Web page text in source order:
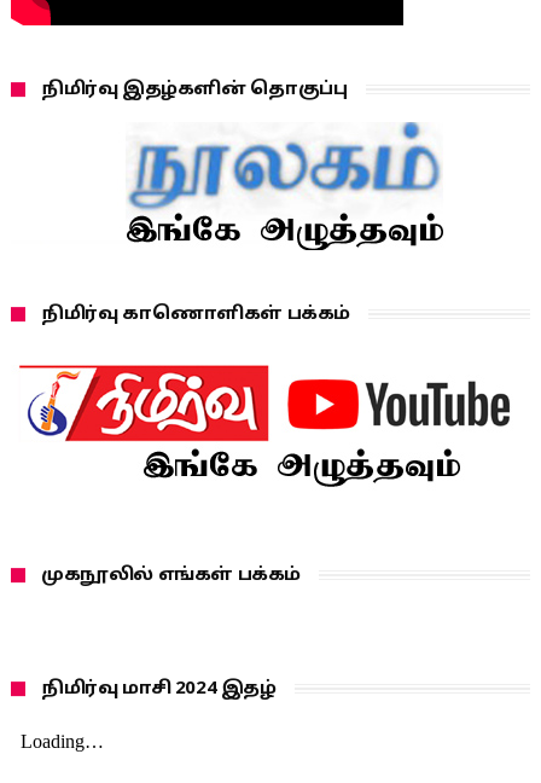
நிமிர்வு இதழ்களின் தொகுப்பு
நிமிர்வு காணொளிகள் பக்கம்
முகநூலில் எங்கள் பக்கம்
நிமிர்வு மாசி 2024 இதழ்